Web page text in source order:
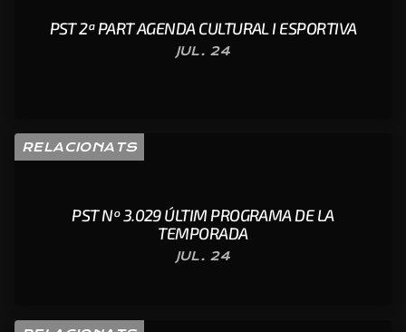
PST 2ª PART AGENDA CULTURAL I ESPORTIVA
JUL. 24
RELACIONATS
PST Nº 3.029 ÚLTIM PROGRAMA DE LA
TEMPORADA
JUL. 24